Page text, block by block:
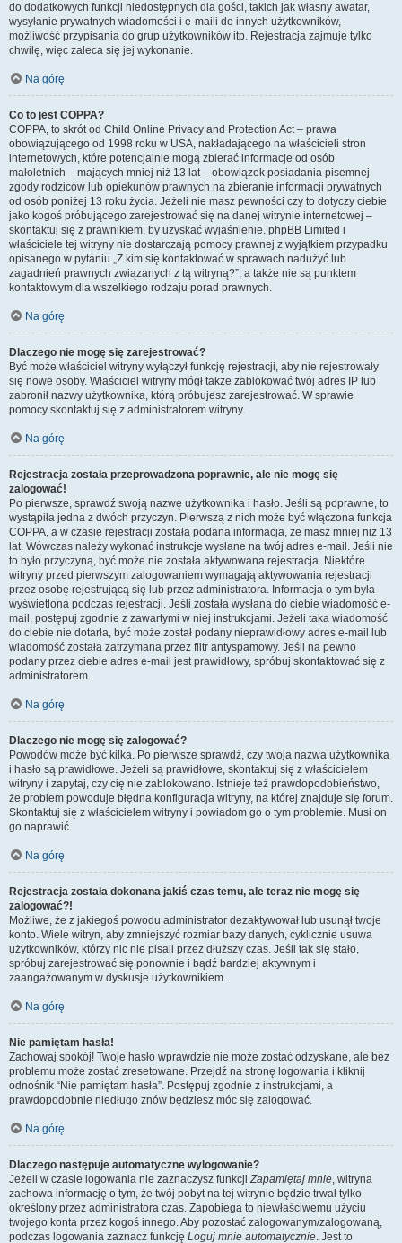
do dodatkowych funkcji niedostępnych dla gości, takich jak własny awatar,
wysyłanie prywatnych wiadomości i e-maili do innych użytkowników,
możliwość przypisania do grup użytkowników itp. Rejestracja zajmuje tylko
chwilę, więc zaleca się jej wykonanie.
Na górę
Co to jest COPPA?
COPPA, to skrót od Child Online Privacy and Protection Act – prawa
obowiązującego od 1998 roku w USA, nakładającego na właścicieli stron
internetowych, które potencjalnie mogą zbierać informacje od osób
małoletnich – mających mniej niż 13 lat – obowiązek posiadania pisemnej
zgody rodziców lub opiekunów prawnych na zbieranie informacji prywatnych
od osób poniżej 13 roku życia. Jeżeli nie masz pewności czy to dotyczy ciebie
jako kogoś próbującego zarejestrować się na danej witrynie internetowej –
skontaktuj się z prawnikiem, by uzyskać wyjaśnienie. phpBB Limited i
właściciele tej witryny nie dostarczają pomocy prawnej z wyjątkiem przypadku
opisanego w pytaniu „Z kim się kontaktować w sprawach nadużyć lub
zagadnień prawnych związanych z tą witryną?”, a także nie są punktem
kontaktowym dla wszelkiego rodzaju porad prawnych.
Na górę
Dlaczego nie mogę się zarejestrować?
Być może właściciel witryny wyłączył funkcję rejestracji, aby nie rejestrowały
się nowe osoby. Właściciel witryny mógł także zablokować twój adres IP lub
zabronił nazwy użytkownika, którą próbujesz zarejestrować. W sprawie
pomocy skontaktuj się z administratorem witryny.
Na górę
Rejestracja została przeprowadzona poprawnie, ale nie mogę się
zalogować!
Po pierwsze, sprawdź swoją nazwę użytkownika i hasło. Jeśli są poprawne, to
wystąpiła jedna z dwóch przyczyn. Pierwszą z nich może być włączona funkcja
COPPA, a w czasie rejestracji została podana informacja, że masz mniej niż 13
lat. Wówczas należy wykonać instrukcje wysłane na twój adres e-mail. Jeśli nie
to było przyczyną, być może nie została aktywowana rejestracja. Niektóre
witryny przed pierwszym zalogowaniem wymagają aktywowania rejestracji
przez osobę rejestrującą się lub przez administratora. Informacja o tym była
wyświetlona podczas rejestracji. Jeśli została wysłana do ciebie wiadomość e-
mail, postępuj zgodnie z zawartymi w niej instrukcjami. Jeżeli taka wiadomość
do ciebie nie dotarła, być może został podany nieprawidłowy adres e-mail lub
wiadomość została zatrzymana przez filtr antyspamowy. Jeśli na pewno
podany przez ciebie adres e-mail jest prawidłowy, spróbuj skontaktować się z
administratorem.
Na górę
Dlaczego nie mogę się zalogować?
Powodów może być kilka. Po pierwsze sprawdź, czy twoja nazwa użytkownika
i hasło są prawidłowe. Jeżeli są prawidłowe, skontaktuj się z właścicielem
witryny i zapytaj, czy cię nie zablokowano. Istnieje też prawdopodobieństwo,
że problem powoduje błędna konfiguracja witryny, na której znajduje się forum.
Skontaktuj się z właścicielem witryny i powiadom go o tym problemie. Musi on
go naprawić.
Na górę
Rejestracja została dokonana jakiś czas temu, ale teraz nie mogę się
zalogować?!
Możliwe, że z jakiegoś powodu administrator dezaktywował lub usunął twoje
konto. Wiele witryn, aby zmniejszyć rozmiar bazy danych, cyklicznie usuwa
użytkowników, którzy nic nie pisali przez dłuższy czas. Jeśli tak się stało,
spróbuj zarejestrować się ponownie i bądź bardziej aktywnym i
zaangażowanym w dyskusje użytkownikiem.
Na górę
Nie pamiętam hasła!
Zachowaj spokój! Twoje hasło wprawdzie nie może zostać odzyskane, ale bez
problemu może zostać zresetowane. Przejdź na stronę logowania i kliknij
odnośnik “Nie pamiętam hasła”. Postępuj zgodnie z instrukcjami, a
prawdopodobnie niedługo znów będziesz móc się zalogować.
Na górę
Dlaczego następuje automatyczne wylogowanie?
Jeżeli w czasie logowania nie zaznaczysz funkcjiZapamiętaj mnie, witryna
zachowa informację o tym, że twój pobyt na tej witrynie będzie trwał tylko
określony przez administratora czas. Zapobiega to niewłaściwemu użyciu
twojego konta przez kogoś innego. Aby pozostać zalogowanym/zalogowaną,
podczas logowania zaznacz funkcję Loguj mnie automatycznie. Jest to